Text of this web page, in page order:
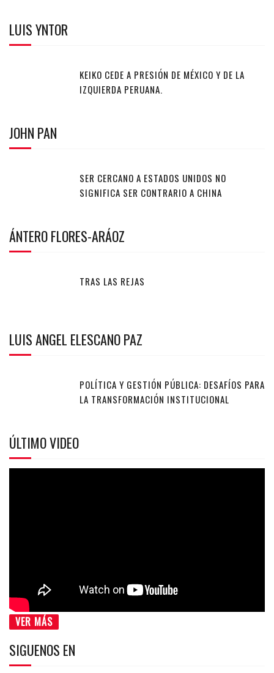
LUIS YNTOR
KEIKO CEDE A PRESIÓN DE MÉXICO Y DE LA
IZQUIERDA PERUANA.
JOHN PAN
SER CERCANO A ESTADOS UNIDOS NO
SIGNIFICA SER CONTRARIO A CHINA
ÁNTERO FLORES-ARÁOZ
TRAS LAS REJAS
LUIS ANGEL ELESCANO PAZ
POLÍTICA Y GESTIÓN PÚBLICA: DESAFÍOS PARA
LA TRANSFORMACIÓN INSTITUCIONAL
ÚLTIMO VIDEO
VER MÁS
SIGUENOS EN